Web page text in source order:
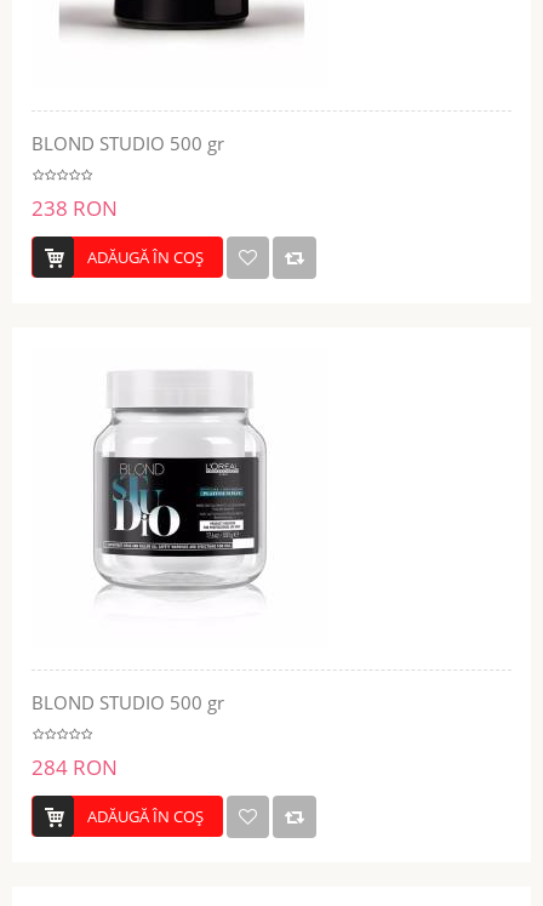
BLOND STUDIO 500 gr
238 RON
ADĂUGĂ ÎN COŞ
BLOND STUDIO 500 gr
284 RON
ADĂUGĂ ÎN COŞ